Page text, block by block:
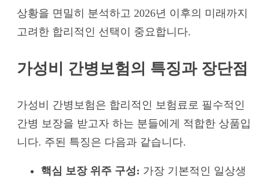
상황을 면밀히 분석하고 2026년 이후의 미래까지
고려한 합리적인 선택이 중요합니다.
가성비 간병보험의 특징과 장단점
가성비 간병보험은 합리적인 보험료로 필수적인
간병 보장을 받고자 하는 분들에게 적합한 상품입
니다. 주된 특징은 다음과 같습니다.
핵심 보장 위주 구성: 가장 기본적인 일상생